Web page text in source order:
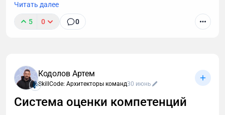
превышение полномочий), но и приводит к
штрафам для заведения по КоАП РФ (до 30 000
— это ключевой аргумент для жалобы в
Роспотребнадзор и суда, где можно взыскать
компенсацию за моральный вред и сорванное
время.
Читать далее
5 0 0
Кодолов Артем
SkillCode: Архитекторы команд30 июнь
Система оценки компетенций